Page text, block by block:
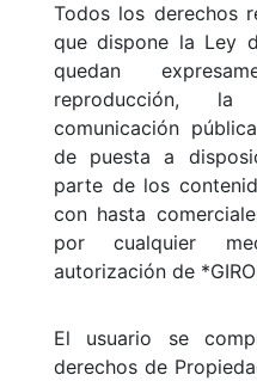
Todos los derechos
que dispone la Ley
quedan
reproducción,
comunicación
de puesta a
parte de los
con hasta
por cualquier
autorización de
El usuario se
derechos de